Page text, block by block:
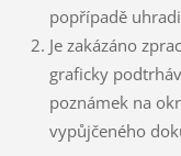
popřípadě
Je zakázáno
graficky
poznámek na
vypůjčeného